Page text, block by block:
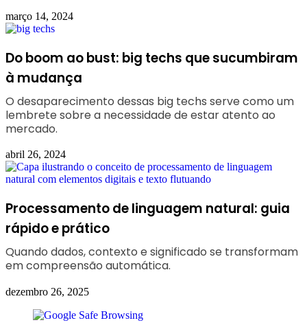
março 14, 2024
Do boom ao bust: big techs que sucumbiram
à mudança
O desaparecimento dessas big techs serve como um
lembrete sobre a necessidade de estar atento ao
mercado.
abril 26, 2024
Processamento de linguagem natural: guia
rápido e prático
Quando dados, contexto e significado se transformam
em compreensão automática.
dezembro 26, 2025